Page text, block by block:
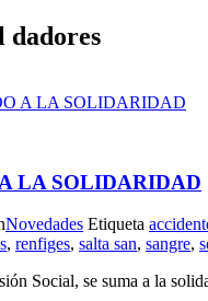
dadores
A LA SOLIDARIDAD
LA SOLIDARIDAD
Novedades Etiqueta
, renfiges, salta san, sangre,
Social, se suma a la